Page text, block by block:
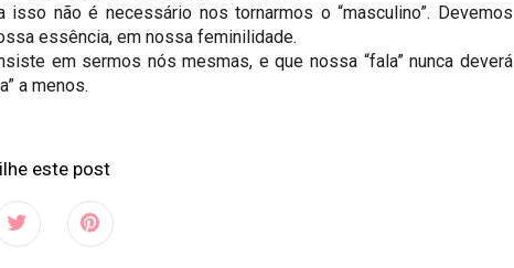
isso não é necessário nos tornarmos o “masculino”. Devemos
essência, em nossa feminilidade.
em sermos nós mesmas, e que nossa “fala” nunca deverá
a menos.
este post